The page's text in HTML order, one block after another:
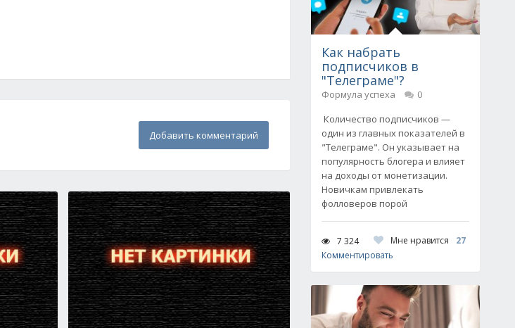
Добавить комментарий
Как набрать
подписчиков в
"Телеграме"?
Формула успеха
0
Количество подписчиков —
один из главных показателей в
"Телеграме". Он указывает на
популярность блогера и влияет
на доходы от монетизации.
Новичкам привлекать
фолловеров порой
7 324 Мне нравится
27
Комментировать